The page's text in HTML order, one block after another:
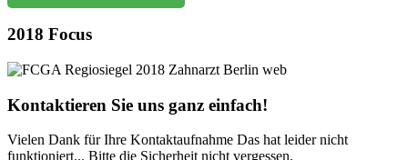
2018 Focus
Kontaktieren Sie uns ganz einfach!
Vielen Dank für Ihre Kontaktaufnahme Das hat leider nicht
funktioniert... Bitte die Sicherheit nicht vergessen.